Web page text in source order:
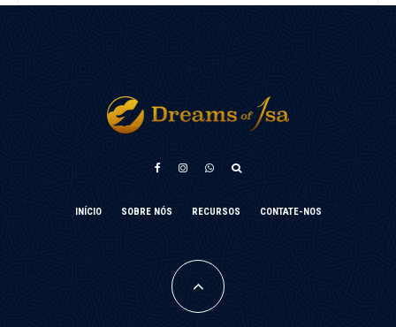
INÍCIO SOBRE NÓS RECURSOS CONTATE-NOS
Français